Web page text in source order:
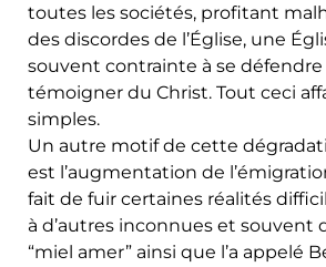
toutes les sociétés, profitant
des discordes de l’Église, une
souvent contrainte à se défendre
témoigner du Christ. Tout ceci
simples.
Un autre motif de cette
est l’augmentation de
fait de fuir certaines réalités
à d’autres inconnues et souvent
“miel amer” ainsi que l’a appelé